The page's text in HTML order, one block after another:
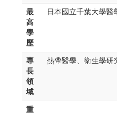
最
高
學
歷
日本國立千葉大學醫
專
長
領
域
熱帶醫學、衛生學研
重